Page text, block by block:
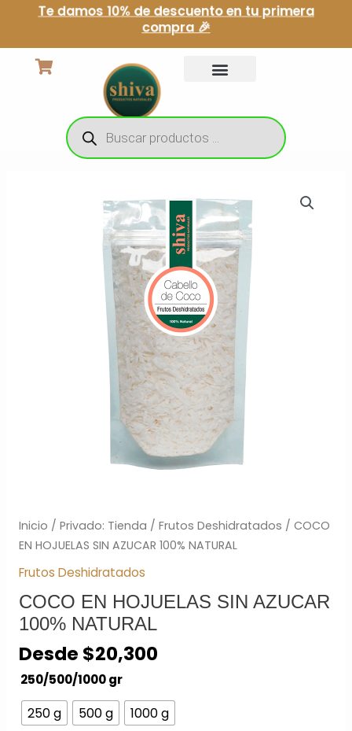
contenido
Te damos 10% de descuento en tu primera
compra 🎉
Búsqueda
de
productos
Inicio / Privado: Tienda / Frutos Deshidratados / COCO
EN HOJUELAS SIN AZUCAR 100% NATURAL
Frutos Deshidratados
COCO EN HOJUELAS SIN AZUCAR
100% NATURAL
Desde $20,300
250/500/1000 gr
250 g 500 g 1000 g